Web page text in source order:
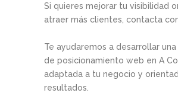
Si quieres mejorar tu visibilidad
atraer más clientes, contacta
Te ayudaremos a desarrollar
de posicionamiento web en A
adaptada a tu negocio y
resultados.